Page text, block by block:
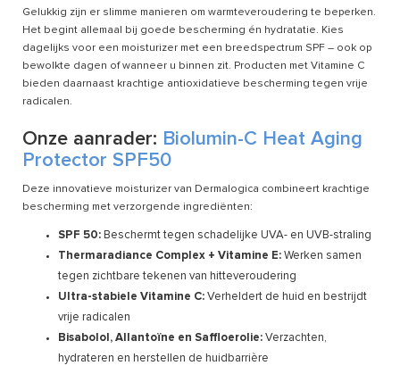
Gelukkig zijn er slimme manieren om warmteveroudering te beperken.
Het begint allemaal bij goede bescherming én hydratatie. Kies
dagelijks voor een moisturizer met een breedspectrum SPF – ook op
bewolkte dagen of wanneer u binnen zit. Producten met Vitamine C
bieden daarnaast krachtige antioxidatieve bescherming tegen vrije
radicalen.
Onze aanrader: Biolumin-C Heat Aging
Protector SPF50
Deze innovatieve moisturizer van Dermalogica combineert krachtige
bescherming met verzorgende ingrediënten:
SPF 50: Beschermt tegen schadelijke UVA- en UVB-straling
Thermaradiance Complex + Vitamine E: Werken samen
tegen zichtbare tekenen van hitteveroudering
Ultra-stabiele Vitamine C: Verheldert de huid en bestrijdt
vrije radicalen
Bisabolol, Allantoïne en Saffloerolie: Verzachten,
hydrateren en herstellen de huidbarrière